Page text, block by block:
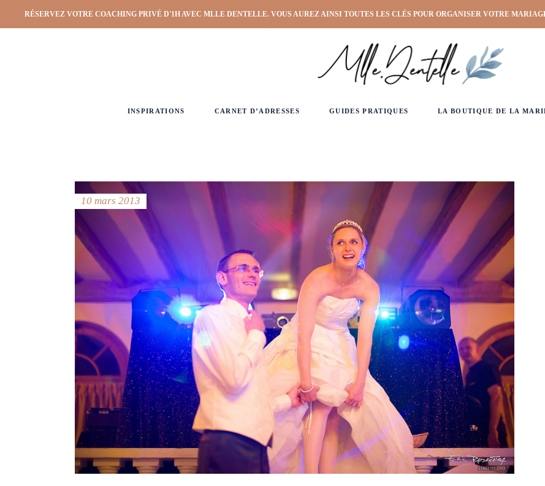
RÉSERVEZ VOTRE COACHING PRIVÉ D'1H AVEC MLLE DENTELLE. VOUS AUREZ AINSI TOUTES LES CLÉS POUR ORGANISER VOTRE
INSPIRATIONS CARNET D’ADRESSES GUIDES PRATIQUES LA BOUTIQUE DE LA
10 mars 2013